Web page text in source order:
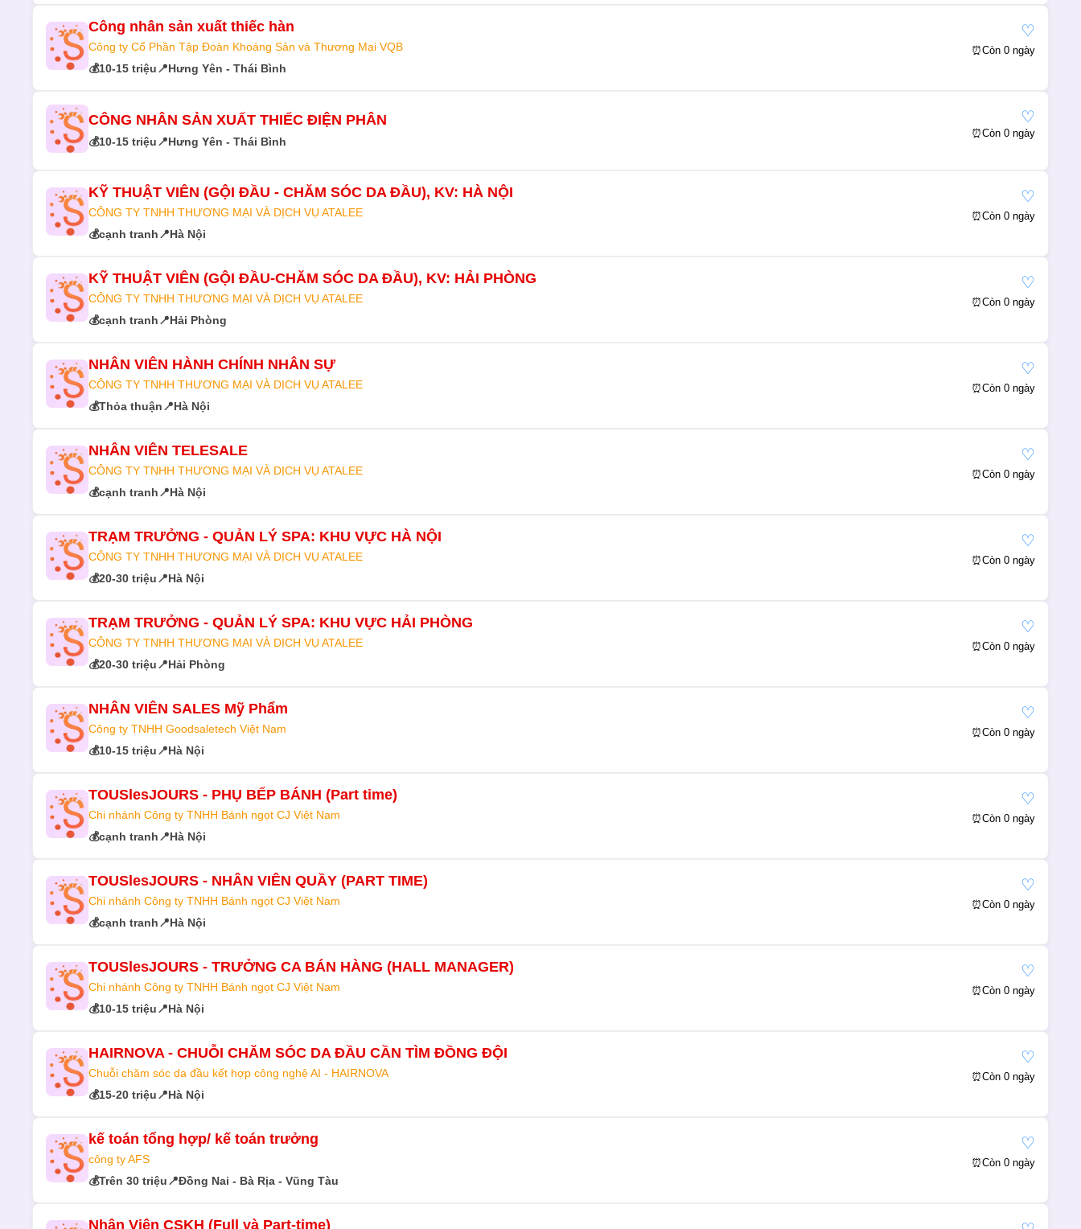
Công nhân sản xuất thiếc hàn
Công ty Cổ Phần Tập Đoàn Khoáng Sản và Thương Mại VQB
💰10-15 triệu📍Hưng Yên - Thái Bình
♡
⏰Còn 0 ngày
CÔNG NHÂN SẢN XUẤT THIẾC ĐIỆN PHÂN
💰10-15 triệu📍Hưng Yên - Thái Bình
♡
⏰Còn 0 ngày
KỸ THUẬT VIÊN (GỘI ĐẦU - CHĂM SÓC DA ĐẦU), KV: HÀ NỘI
CÔNG TY TNHH THƯƠNG MẠI VÀ DỊCH VỤ ATALEE
💰cạnh tranh📍Hà Nội
♡
⏰Còn 0 ngày
KỸ THUẬT VIÊN (GỘI ĐẦU-CHĂM SÓC DA ĐẦU), KV: HẢI PHÒNG
CÔNG TY TNHH THƯƠNG MẠI VÀ DỊCH VỤ ATALEE
💰cạnh tranh📍Hải Phòng
♡
⏰Còn 0 ngày
NHÂN VIÊN HÀNH CHÍNH NHÂN SỰ
CÔNG TY TNHH THƯƠNG MẠI VÀ DỊCH VỤ ATALEE
💰Thỏa thuận📍Hà Nội
♡
⏰Còn 0 ngày
NHÂN VIÊN TELESALE
CÔNG TY TNHH THƯƠNG MẠI VÀ DỊCH VỤ ATALEE
💰cạnh tranh📍Hà Nội
♡
⏰Còn 0 ngày
TRẠM TRƯỞNG - QUẢN LÝ SPA: KHU VỰC HÀ NỘI
CÔNG TY TNHH THƯƠNG MẠI VÀ DỊCH VỤ ATALEE
💰20-30 triệu📍Hà Nội
♡
⏰Còn 0 ngày
TRẠM TRƯỞNG - QUẢN LÝ SPA: KHU VỰC HẢI PHÒNG
CÔNG TY TNHH THƯƠNG MẠI VÀ DỊCH VỤ ATALEE
💰20-30 triệu📍Hải Phòng
♡
⏰Còn 0 ngày
NHÂN VIÊN SALES Mỹ Phẩm
Công ty TNHH Goodsaletech Việt Nam
💰10-15 triệu📍Hà Nội
♡
⏰Còn 0 ngày
TOUSlesJOURS - PHỤ BẾP BÁNH (Part time)
Chi nhánh Công ty TNHH Bánh ngọt CJ Việt Nam
💰cạnh tranh📍Hà Nội
♡
⏰Còn 0 ngày
TOUSlesJOURS - NHÂN VIÊN QUẦY (PART TIME)
Chi nhánh Công ty TNHH Bánh ngọt CJ Việt Nam
💰cạnh tranh📍Hà Nội
♡
⏰Còn 0 ngày
TOUSlesJOURS - TRƯỞNG CA BÁN HÀNG (HALL MANAGER)
Chi nhánh Công ty TNHH Bánh ngọt CJ Việt Nam
💰10-15 triệu📍Hà Nội
♡
⏰Còn 0 ngày
HAIRNOVA - CHUỖI CHĂM SÓC DA ĐẦU CẦN TÌM ĐỒNG ĐỘI
Chuỗi chăm sóc da đầu kết hợp công nghệ AI - HAIRNOVA
💰15-20 triệu📍Hà Nội
♡
⏰Còn 0 ngày
kế toán tổng hợp/ kế toán trưởng
công ty AFS
💰Trên 30 triệu📍Đồng Nai - Bà Rịa - Vũng Tàu
♡
⏰Còn 0 ngày
Nhân Viên CSKH (Full và Part-time)